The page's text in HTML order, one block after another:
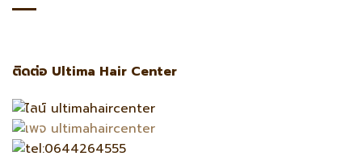
ติดต่อ Ultima Hair Center